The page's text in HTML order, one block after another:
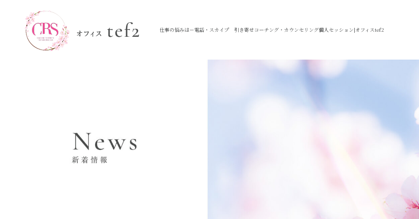
仕事の悩みは－電話・スカイプ 引き寄せコーチング・カウンセリング個人セッション|オフィスtef2